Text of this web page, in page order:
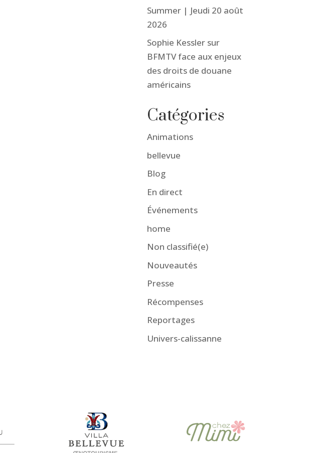
Summer | Jeudi 20 août
2026
Sophie Kessler sur
BFMTV face aux enjeux
des droits de douane
américains
Catégories
Animations
bellevue
Blog
En direct
Événements
home
Non classifié(e)
Nouveautés
Presse
Récompenses
Reportages
Univers-calissanne